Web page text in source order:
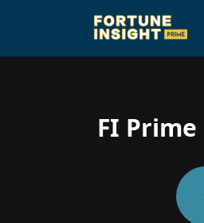
FI Prime Member
FI